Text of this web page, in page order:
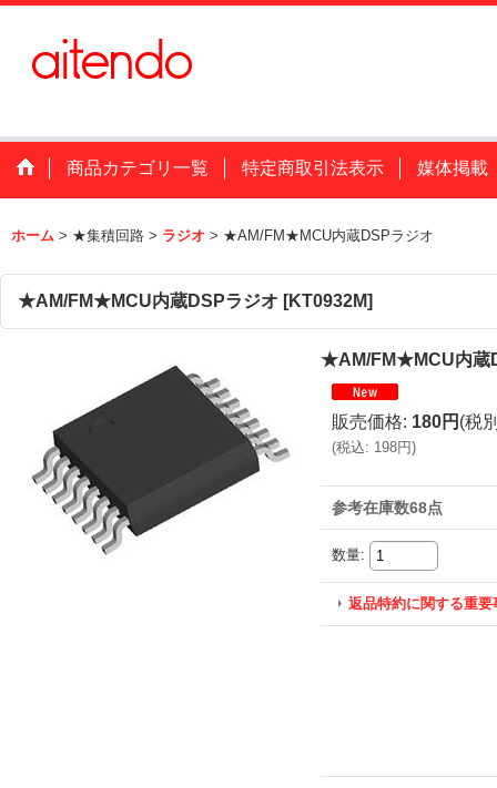
商品カテゴリ一覧 特定商取引法表示 媒体掲載
ホーム > ★集積回路 > ラジオ > ★AM/FM★MCU内蔵DSPラジオ
★AM/FM★MCU内蔵DSPラジオ [KT0932M]
★AM/FM★MCU内蔵
販売価格: 180円 (税
(税込: 198円)
参考在庫数68点
数量:
返品特約に関する重要